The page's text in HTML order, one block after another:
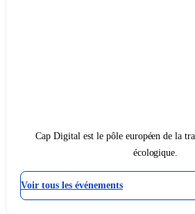
Cap Digital est le pôle européen de la
écologique.
Voir tous les événements